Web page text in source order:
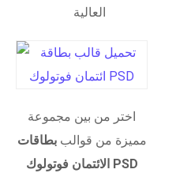
العالية
اختر من بين مجموعة
مميزة من قوالببطاقات
الائتمان فوتولوك PSD